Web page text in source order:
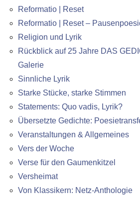
Reformatio | Reset
Reformatio | Reset –
Religion und Lyrik
Rückblick auf 25 Jahre DAS
Galerie
Sinnliche Lyrik
Starke Stücke, starke Stimmen
Statements: Quo vadis, Lyrik?
Übersetzte Gedichte:
Veranstaltungen & Allgemeines
Vers der Woche
Verse für den Gaumenkitzel
Versheimat
Von Klassikern: Netz-Anthologie